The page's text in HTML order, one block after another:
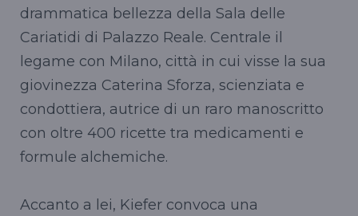
drammatica bellezza della Sala delle
Cariatidi di Palazzo Reale. Centrale il
legame con Milano, città in cui visse la sua
giovinezza Caterina Sforza, scienziata e
condottiera, autrice di un raro manoscritto
con oltre 400 ricette tra medicamenti e
formule alchemiche.
Accanto a lei, Kiefer convoca una